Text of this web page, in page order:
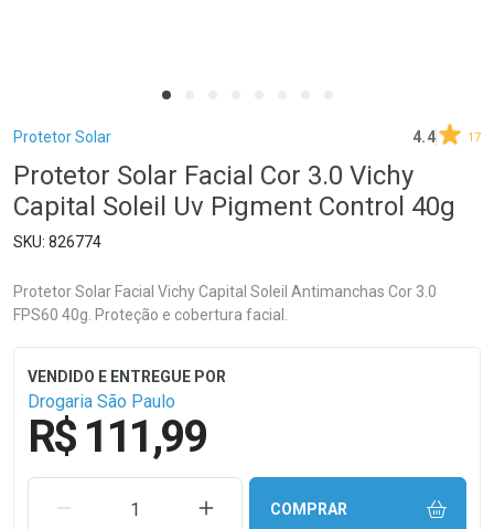
Breadcrumb
Protetor Solar 4.4 17
Protetor Solar Facial Cor 3.0 Vichy
Capital Soleil Uv Pigment Control 40g
826774
Protetor Solar Facial Vichy Capital Soleil Antimanchas Cor 3.0
FPS60 40g. Proteção e cobertura facial.
Drogaria São Paulo
R$ 111,99
REMOVER UMA UNIDADEAUMENTAR UMA UNIDADE
COMPRAR